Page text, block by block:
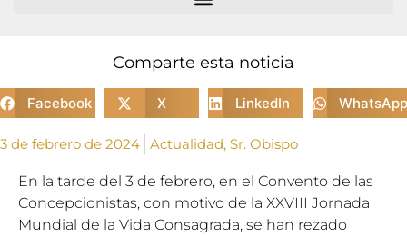
Comparte esta noticia
Facebook X LinkedIn WhatsApp
3 de febrero de 2024 Actualidad, Sr. Obispo
En la tarde del 3 de febrero, en el Convento de las
Concepcionistas, con motivo de la XXVIII Jornada
Mundial de la Vida Consagrada, se han rezado